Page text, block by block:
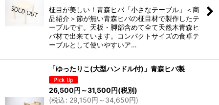
柾目が美しい！青森ヒバ「小さなテーブル」＜商
品紹介＞節が無い青森ヒバの柾目材で製作したテ
ーブルです。天板・脚部含めて全て天然木青森ヒ
バ材で出来ています。コンパクトサイズの食卓テ
ーブルとして使いやすいア…
「ゆったりこ(大型ハンドル付)」青森ヒバ製
26,500円 ～31,500円(税別)
(税込: 29,150円 ～34,650円)